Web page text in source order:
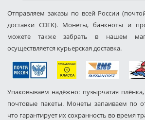
Отправляем заказы по всей России
доставки CDEK). Монеты, банкноты и
можете также забрать в нашем
осуществляется курьерская доставка.
Упаковываем надёжно: пузырчатая
почтовые пакеты. Монеты запаиваем по
что гарантирует их сохранность во время